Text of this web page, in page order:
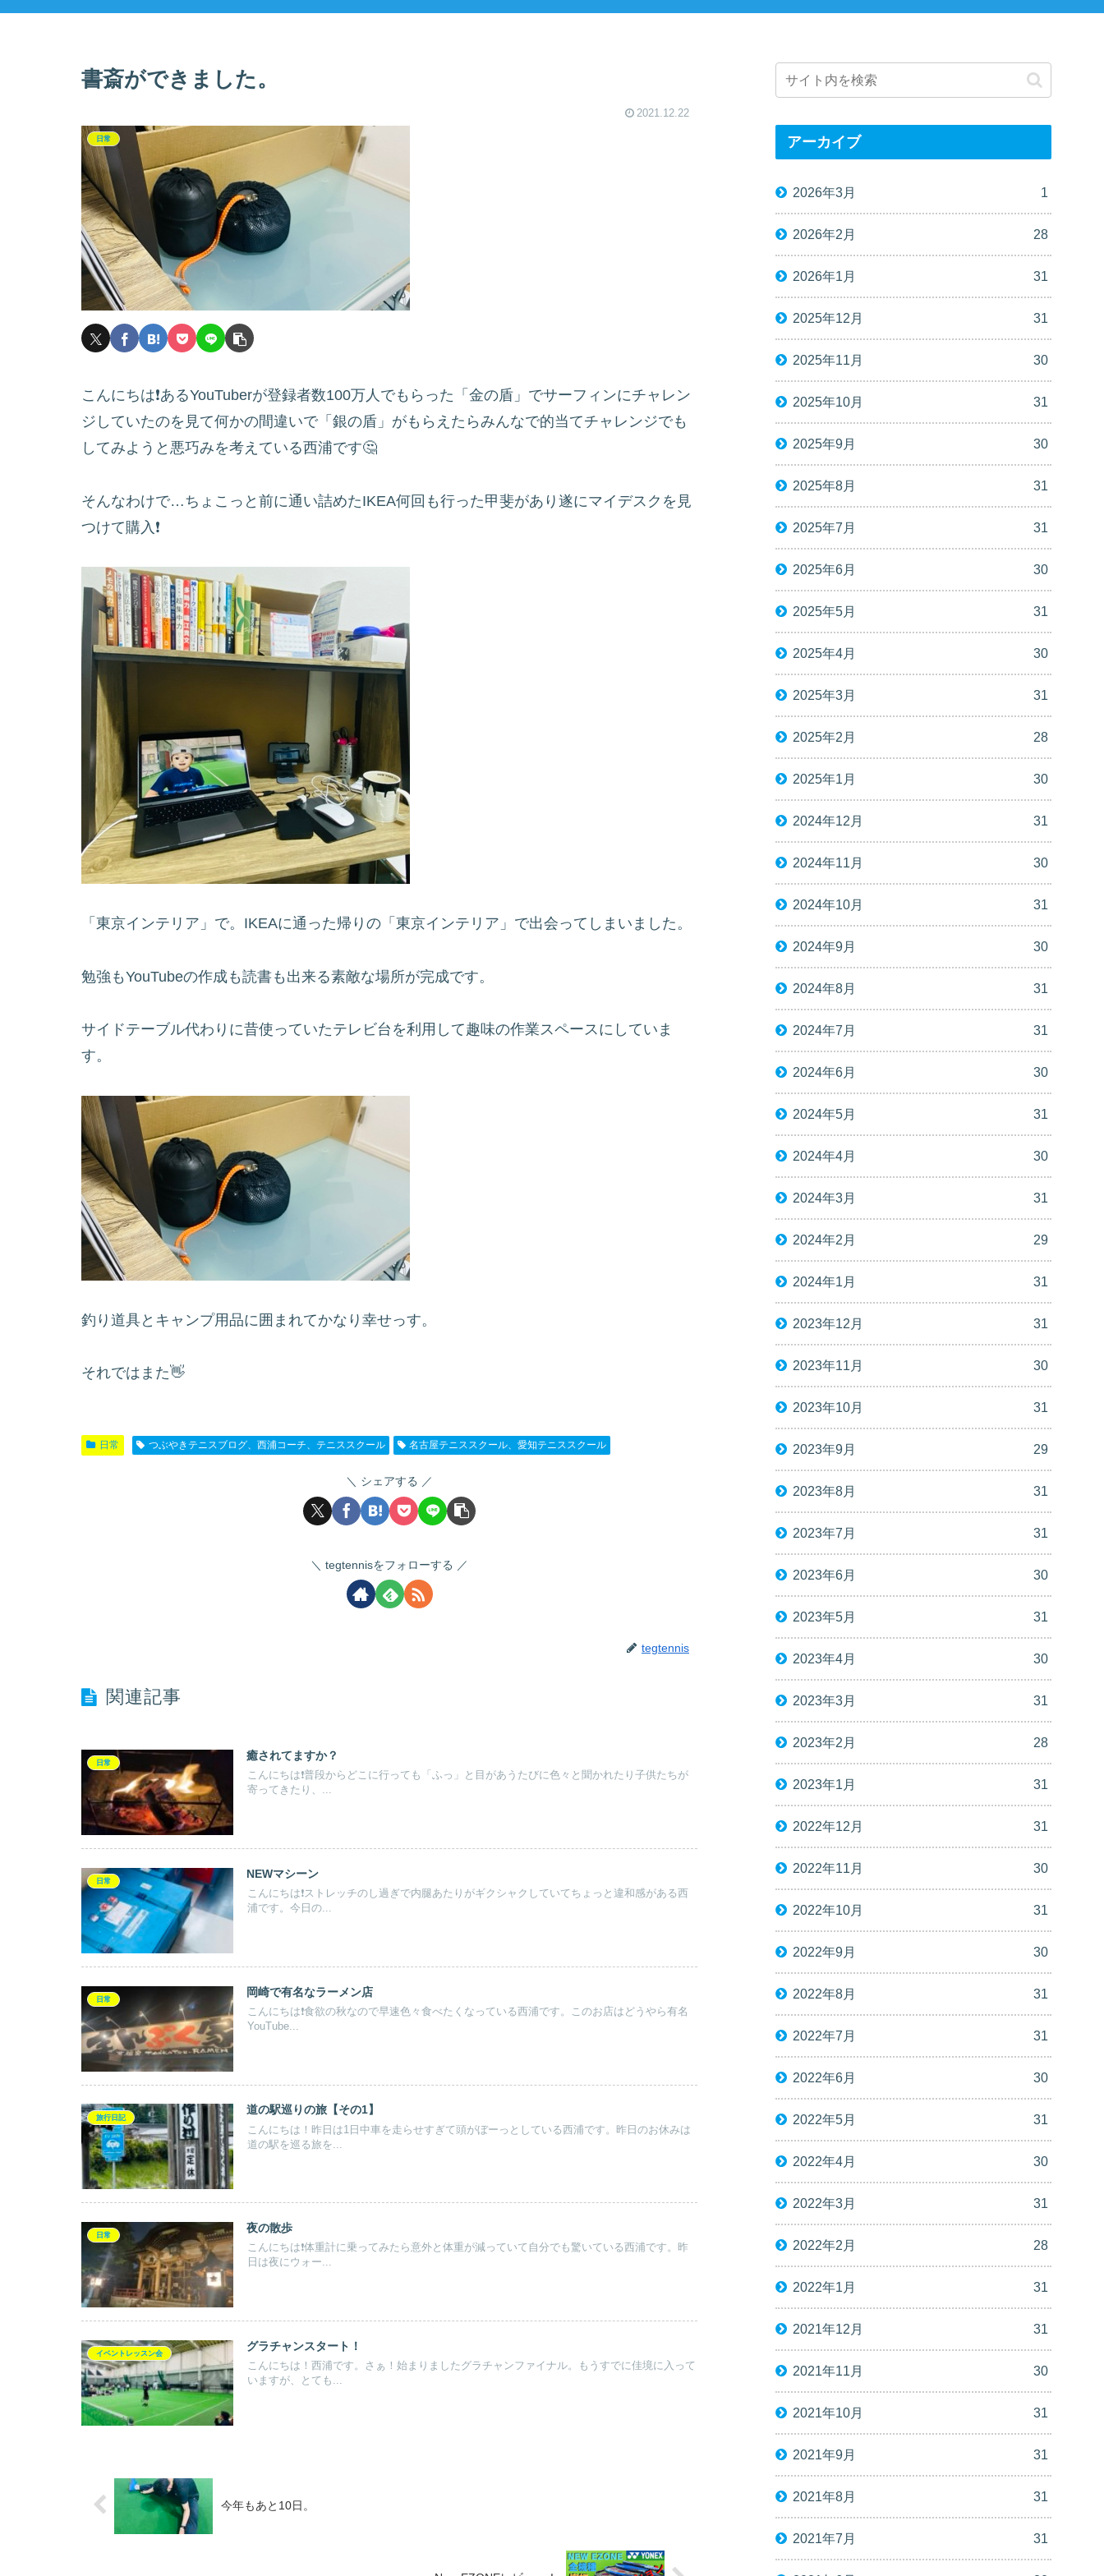
書斎ができました。
2021.12.22
日常
こんにちは❗️あるYouTuberが登録者数100万人でもらった「金の盾」でサーフィンにチャレン
ジしていたのを見て何かの間違いで「銀の盾」がもらえたらみんなで的当てチャレンジでも
してみようと悪巧みを考えている西浦です🤔
そんなわけで…ちょこっと前に通い詰めたIKEA何回も行った甲斐があり遂にマイデスクを見
つけて購入❗️
「東京インテリア」で。IKEAに通った帰りの「東京インテリア」で出会ってしまいました。
勉強もYouTubeの作成も読書も出来る素敵な場所が完成です。
サイドテーブル代わりに昔使っていたテレビ台を利用して趣味の作業スペースにしていま
す。
釣り道具とキャンプ用品に囲まれてかなり幸せっす。
それではまた👋
日常 つぶやきテニスブログ、西浦コーチ、テニススクール 名古屋テニススクール、愛知テニススクール
シェアする
tegtennisをフォローする
tegtennis
関連記事
日常
癒されてますか？
こんにちは❗️普段からどこに行っても「ふっ」と目があうたびに色々と聞かれたり子供たちが
寄ってきたり、...
日常
NEWマシーン
こんにちは❗️ストレッチのし過ぎで内腿あたりがギクシャクしていてちょっと違和感がある西
浦です。今日の...
日常
岡崎で有名なラーメン店
こんにちは❗️食欲の秋なので早速色々食べたくなっている西浦です。このお店はどうやら有名
YouTube...
旅行日記
道の駅巡りの旅【その1】
こんにちは！昨日は1日中車を走らせすぎて頭がぼーっとしている西浦です。昨日のお休みは
道の駅を巡る旅を...
日常
夜の散歩
こんにちは❗️体重計に乗ってみたら意外と体重が減っていて自分でも驚いている西浦です。昨
日は夜にウォー...
イベントレッスン会
グラチャンスタート！
こんにちは！西浦です。さぁ！始まりましたグラチャンファイナル。もうすでに佳境に入って
いますが、とても...
今年もあと10日。
アーカイブ
2026年3月 1
2026年2月 28
2026年1月 31
2025年12月 31
2025年11月 30
2025年10月 31
2025年9月 30
2025年8月 31
2025年7月 31
2025年6月 30
2025年5月 31
2025年4月 30
2025年3月 31
2025年2月 28
2025年1月 30
2024年12月 31
2024年11月 30
2024年10月 31
2024年9月 30
2024年8月 31
2024年7月 31
2024年6月 30
2024年5月 31
2024年4月 30
2024年3月 31
2024年2月 29
2024年1月 31
2023年12月 31
2023年11月 30
2023年10月 31
2023年9月 29
2023年8月 31
2023年7月 31
2023年6月 30
2023年5月 31
2023年4月 30
2023年3月 31
2023年2月 28
2023年1月 31
2022年12月 31
2022年11月 30
2022年10月 31
2022年9月 30
2022年8月 31
2022年7月 31
2022年6月 30
2022年5月 31
2022年4月 30
2022年3月 31
2022年2月 28
2022年1月 31
2021年12月 31
2021年11月 30
2021年10月 31
2021年9月 31
2021年8月 31
2021年7月 31